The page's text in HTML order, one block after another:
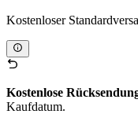
Kostenloser
Kostenlose
Kaufdatum.